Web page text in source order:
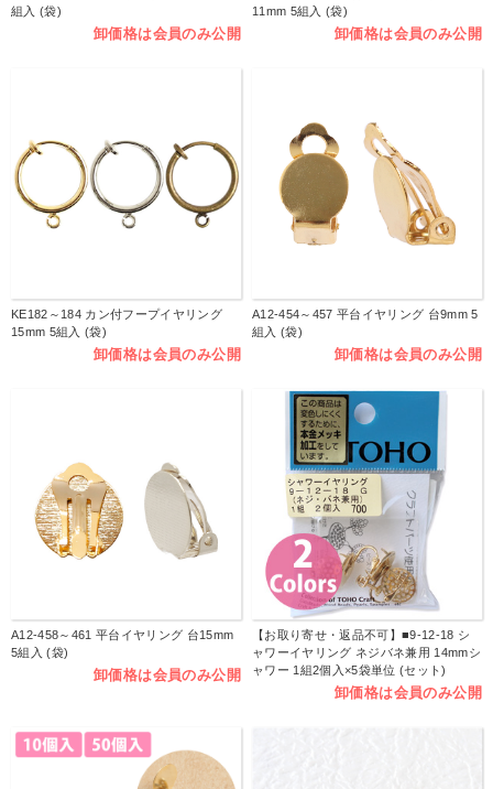
組入 (袋)
卸価格は会員のみ公開
11mm 5組入 (袋)
卸価格は会員のみ公開
KE182～184 カン付フープイヤリング
15mm 5組入 (袋)
卸価格は会員のみ公開
A12-454～457 平台イヤリング 台9mm 5
組入 (袋)
卸価格は会員のみ公開
A12-458～461 平台イヤリング 台15mm
5組入 (袋)
卸価格は会員のみ公開
【お取り寄せ・返品不可】■9-12-18 シ
ャワーイヤリング ネジバネ兼用 14mmシ
ャワー 1組2個入×5袋単位 (セット)
卸価格は会員のみ公開